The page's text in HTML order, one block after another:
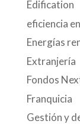
Edification
eficiencia
Energías
Extranjería
Fondos
Franquicia
Gestión y